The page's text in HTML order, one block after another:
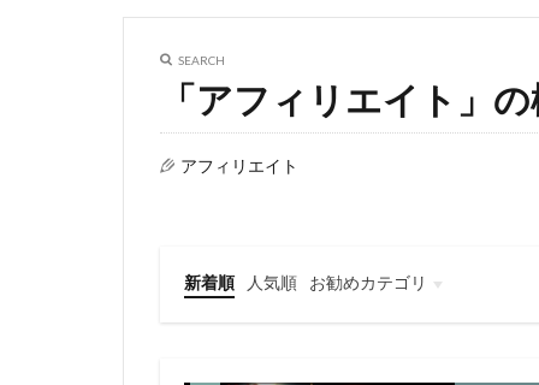
SEARCH
「アフィリエイト」
アフィリエイト
新着順 人気順
お勧めカテゴリ